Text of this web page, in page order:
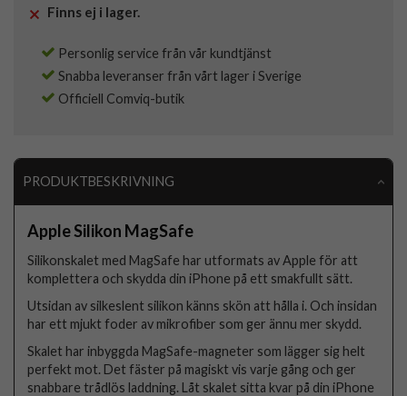
Finns ej i lager.
Personlig service från vår kundtjänst
Snabba leveranser från vårt lager i Sverige
Officiell Comviq-butik
PRODUKTBESKRIVNING
Apple Silikon MagSafe
Silikonskalet med MagSafe har utformats av Apple för att
komplettera och skydda din iPhone på ett smakfullt sätt.
Utsidan av silkeslent silikon känns skön att hålla i. Och insidan
har ett mjukt foder av mikrofiber som ger ännu mer skydd.
Skalet har inbyggda MagSafe-magneter som lägger sig helt
perfekt mot. Det fäster på magiskt vis varje gång och ger
snabbare trådlös laddning. Låt skalet sitta kvar på din iPhone